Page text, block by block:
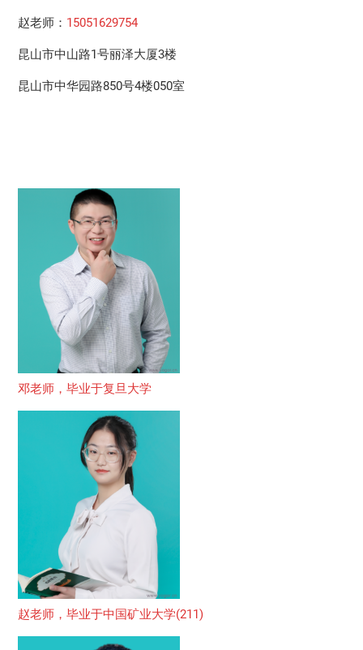
赵老师： 15051629754
昆山市中山路1号丽泽大厦3楼
昆山市中华园路850号4楼050室
邓老师，毕业于复旦大学
赵老师，毕业于中国矿业大学(211)